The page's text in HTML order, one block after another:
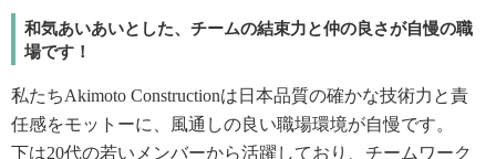
和気あいあいとした、チームの結束力と仲の良さが自慢の職
場です！
私たちAkimoto Constructionは日本品質の確かな技術力と責
任感をモットーに、風通しの良い職場環境が自慢です。
下は20代の若いメンバーから活躍しており、チームワーク